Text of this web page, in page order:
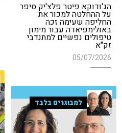
הג'ודוקא פיטר פלצ'יק סיפר
על ההחלטה למכור את
החליפה שעימה זכה
באולימפיאדה עבור מימון
טיפולים נפשיים למתנדבי
זק"א
05/07/2026
למבוגרים בלבד